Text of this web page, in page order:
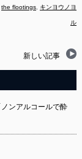
,the flootings キンヨウノヨ
ル
新しい記事
ンアルコールで酔